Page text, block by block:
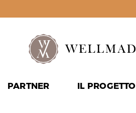
PARTNER IL PROGETTO